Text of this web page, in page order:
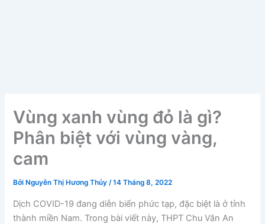
Vùng xanh vùng đỏ là gì?
Phân biệt với vùng vàng,
cam
Bởi Nguyễn Thị Hương Thủy/14 Tháng 8, 2022
Dịch COVID-19 đang diễn biến phức tạp, đặc biệt là ở tỉnh
thành miền Nam. Trong bài viết này, THPT Chu Văn An